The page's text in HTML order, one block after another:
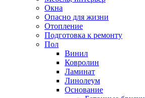
Окна
Опасно для жизни
Отопление
Подготовка к ремонту
Пол
Винил
Ковролин
Ламинат
Линолеум
Основание